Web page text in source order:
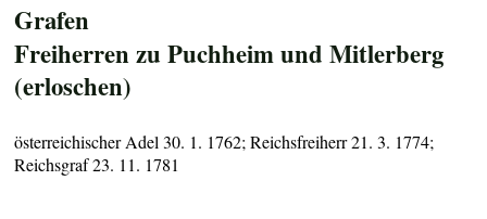
Grafen
Freiherren zu Puchheim und Mitlerberg
(erloschen)
österreichischer Adel 30. 1. 1762; Reichsfreiherr 21. 3. 1774;
Reichsgraf 23. 11. 1781